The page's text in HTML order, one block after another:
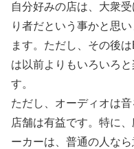
自分好みの店は、大衆
り者だという事かと思
ます。ただし、その後
は以前よりもいろいろ
す。
ただし、オーディオは
店舗は有益です。特に
ーカーは、普通の人な